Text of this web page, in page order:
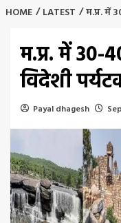
HOME LATEST म.प्र. में
म.प्र. में 30-
विदेशी
Payal dhagesh